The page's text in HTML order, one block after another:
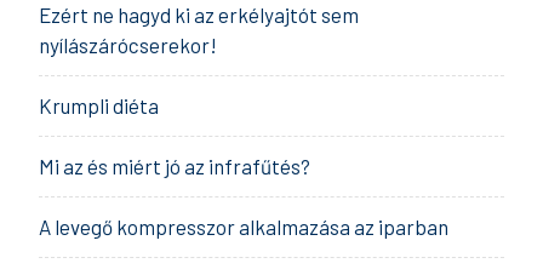
Ezért ne hagyd ki az erkélyajtót sem
nyílászárócserekor!
Krumpli diéta
Mi az és miért jó az infrafűtés?
A levegő kompresszor alkalmazása az iparban